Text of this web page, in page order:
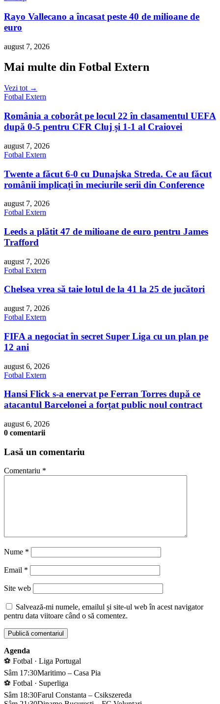
Rayo Vallecano a încasat peste 40 de milioane de
euro
august 7, 2026
Mai multe din Fotbal Extern
Vezi tot →
Fotbal Extern
România a coborât pe locul 22 în clasamentul UEFA
după 0-5 pentru CFR Cluj și 1-1 al Craiovei
august 7, 2026
Fotbal Extern
Twente a făcut 6-0 cu Dunajska Streda. Ce au făcut
românii implicați în meciurile serii din Conference
august 7, 2026
Fotbal Extern
Leeds a plătit 47 de milioane de euro pentru James
Trafford
august 7, 2026
Fotbal Extern
Chelsea vrea să taie lotul de la 41 la 25 de jucători
august 7, 2026
Fotbal Extern
FIFA a negociat în secret Super Liga cu un plan pe
12 ani
august 6, 2026
Fotbal Extern
Hansi Flick s-a enervat pe Ferran Torres după ce
atacantul Barcelonei a forțat public noul contract
august 6, 2026
0 comentarii
Lasă un comentariu
Comentariu *
Nume *
Email *
Site web
Salvează-mi numele, emailul și site-ul web în acest navigator
pentru data viitoare când o să comentez.
Agenda
⚽ Fotbal · Liga Portugal
Sâm 17:30Maritimo – Casa Pia
⚽ Fotbal · Superliga
Sâm 18:30Farul Constanta – Csikszereda